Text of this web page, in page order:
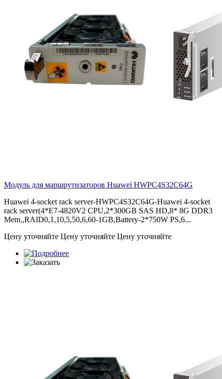
Модуль для маршрутизаторов Huawei HWPC4S32C64G
Huawei 4-socket rack server-HWPC4S32C64G-Huawei 4-socket
rack server(4*E7-4820V2 CPU,2*300GB SAS HD,8* 8G DDR3
Mem.,RAID0,1,10,5,50,6,60-1GB,Battery-2*750W PS,6...
Цену уточняйте Цену уточняйте Цену уточняйте